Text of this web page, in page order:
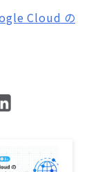
Cloud の